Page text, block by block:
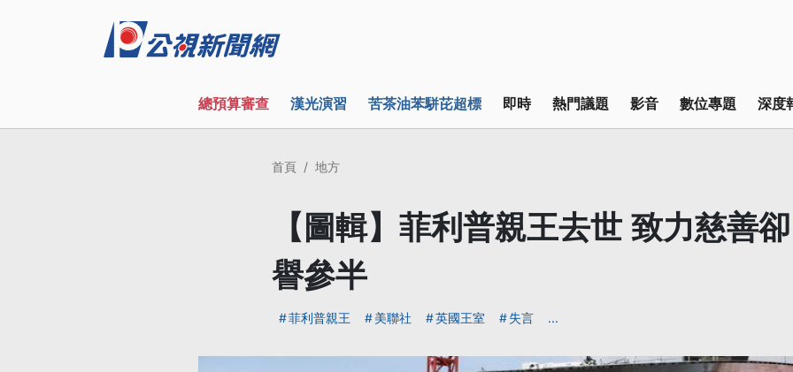
總預算審查 漢光演習 苦茶油苯駢芘超標 即時 熱門議題 影音 數位專題 深度
首頁 地方
【圖輯】菲利普親王去世 致力慈善
譽參半
菲利普親王 美聯社 英國王室 失言 ...